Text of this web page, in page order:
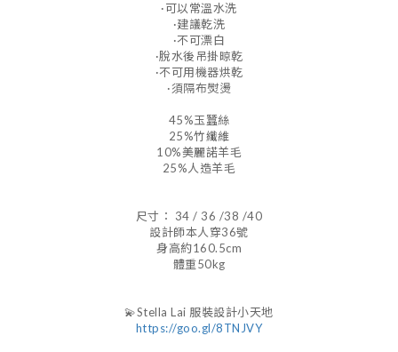
·可以常溫水洗
·建議乾洗
·不可漂白
·脫水後吊掛晾乾
·不可用機器烘乾
·須隔布熨燙
45%玉蠶絲
25%竹纖維
10%美麗諾羊毛
25%人造羊毛
尺寸： 34 / 36 /38 /40
設計師本人穿36號
身高約160.5cm
體重50kg
💫Stella Lai 服裝設計小天地
https://goo.gl/8TNJVY